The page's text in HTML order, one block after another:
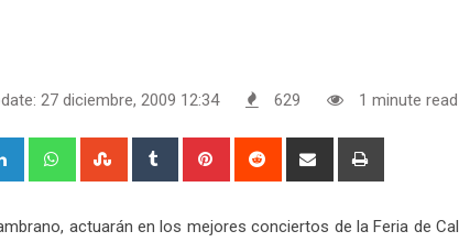
27 diciembre, 2009 12:34 629 1 minute read
LinkedIn WhatsappStumbleUpon
Tumblr Pinterest Reddit
Share
actuarán en los mejores conciertos de la Feria de